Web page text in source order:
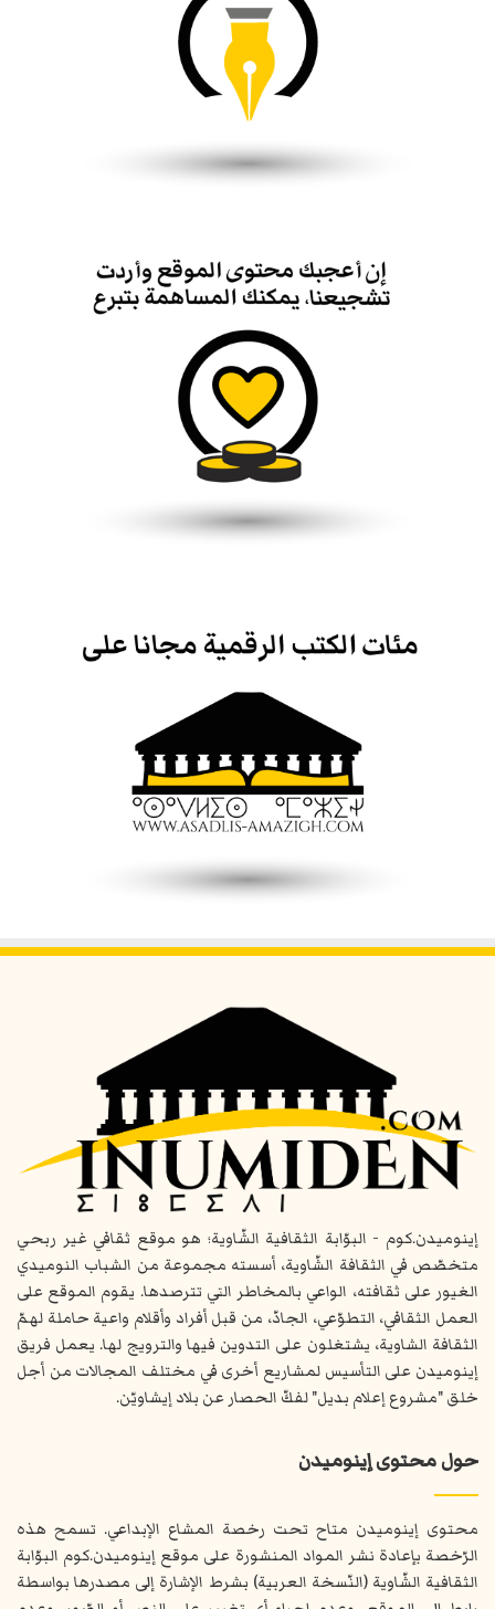
إينوميدن.كوم - البوّابة الثقافية الشّاوية؛ هو موقع ثقافي غير ربحي
متخصّص في الثقافة الشّاوية، أسسته مجموعة من الشباب النوميدي
الغيور على ثقافته، الواعي بالمخاطر التي تترصدها. يقوم الموقع على
العمل الثقافي، التطوّعي، الجادّ، من قبل أفراد وأقلام واعية حاملة لهمّ
الثقافة الشاوية، يشتغلون على التدوين فيها والترويج لها. يعمل فريق
إينوميدن على التأسيس لمشاريع أخرى في مختلف المجالات من أجل
خلق "مشروع إعلام بديل" لفكّ الحصار عن بلاد إيشاويّن.
حول محتوى إينوميدن
محتوى إينوميدن متاح تحت رخصة المشاع الإبداعي. تسمح هذه
الرّخصة بإعادة نشر المواد المنشورة على موقع إينوميدن.كوم البوّابة
الثقافية الشّاوية (النّسخة العربية) بشرط الإشارة إلى مصدرها بواسطة